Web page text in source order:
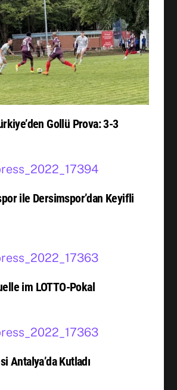
Gollü Prova: 3-3
ile Dersimspor’dan Keyifli
im LOTTO-Pokal
Antalya’da Kutladı